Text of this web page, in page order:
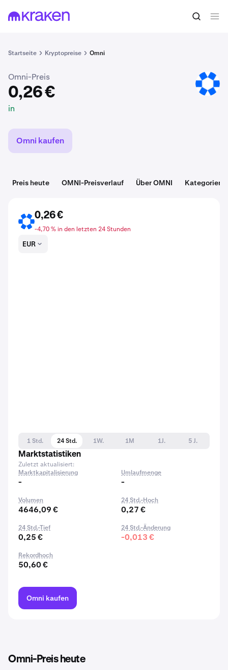
Startseite Kryptopreise Omni
0,26 € OMNI kaufen
Omni-Preis
0,26 €
in
Omni kaufen
Preis heute OMNI-Preisverlauf Über OMNI Kategorien
0,26 €
-4,70 % in den letzten 24 Stunden
EUR
1 Std. 24 Std. 1W. 1M 1J.
5 J.
Marktstatistiken
Zuletzt aktualisiert:
Marktkapitalisierung
-
Umlaufmenge
-
Volumen
4646,09 €
24 Std.-Hoch
0,27 €
24 Std.-Tief
0,25 €
24 Std.-Änderung
-0,013 €
Rekordhoch
50,60 €
Omni kaufen
Omni-Preis heute